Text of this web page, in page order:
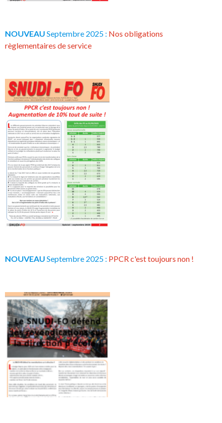
NOUVEAU Septembre 2025 : Nos obligations
règlementaires de service
NOUVEAU Septembre 2025 : PPCR c'est toujours non !